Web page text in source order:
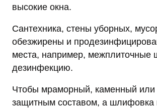
высокие окна.
Сантехника, стены уборных,
обезжирены и
места, например, межплиточные
дезинфекцию.
Чтобы мраморный, каменный или
защитным составом, а шлифовка